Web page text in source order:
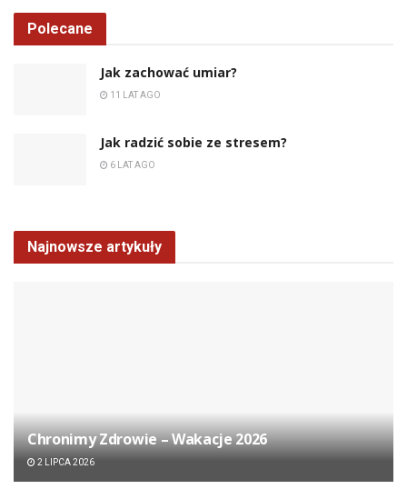
Polecane
Jak zachować umiar?
11 LAT AGO
Jak radzić sobie ze stresem?
6 LAT AGO
Najnowsze artykuły
Chronimy Zdrowie ­– Wakacje 2026
2 LIPCA 2026